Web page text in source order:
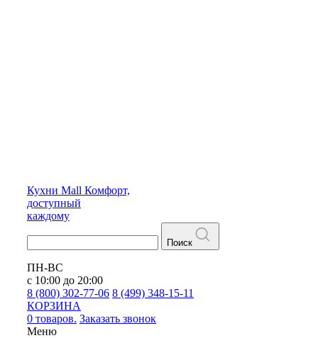
Кухни Mall Комфорт,
доступный
каждому
Поиск
ПН-ВС
с 10:00 до 20:00
8 (800) 302-77-06 8 (499) 348-15-11
КОРЗИНА
0 товаров. Заказать звонок
Меню